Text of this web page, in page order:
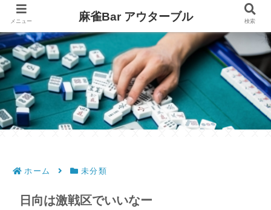
ホーム 未分類
日向は激戦区でいいなー
メニュー 麻雀Bar アウターブル 検索